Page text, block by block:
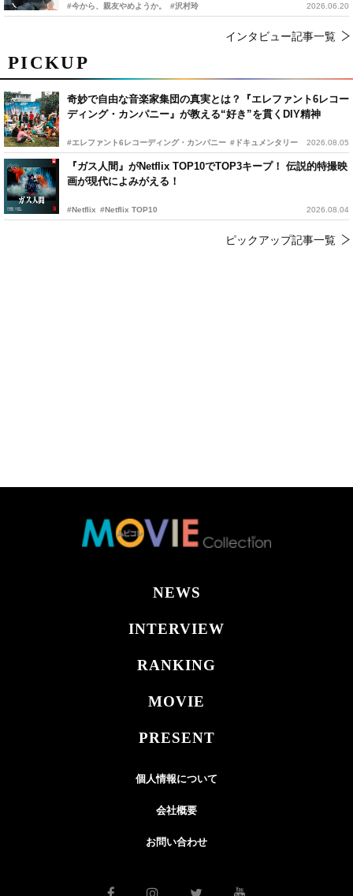
PICKUP
奇妙で自由な音楽家集団の真実とは？『エレファント6レコー
ディング・カンパニー』が教える“好き”を貫くDIY精神
#エレファント6レコーディング・カンパニー #ドキュメンタリー 2026.08.05
『ガス人間』がNetflix TOP10でTOP3キープ！ 伝説的特撮映
画が現代によみがえる！
#Netflix #Netflix TOP10 2026.08.04
ピックアップ記事一覧
#今から、親友やめようか。 #沢村玲 2026.06.20
インタビュー記事一覧
NEWS
INTERVIEW
RANKING
MOVIE
PRESENT
個人情報について
会社概要
お問い合わせ